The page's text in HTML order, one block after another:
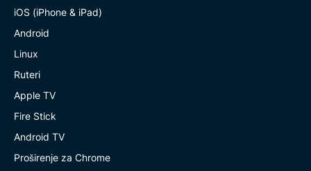
iOS (iPhone & iPad)
Android
Linux
Ruteri
Apple TV
Fire Stick
Android TV
Proširenje za Chrome